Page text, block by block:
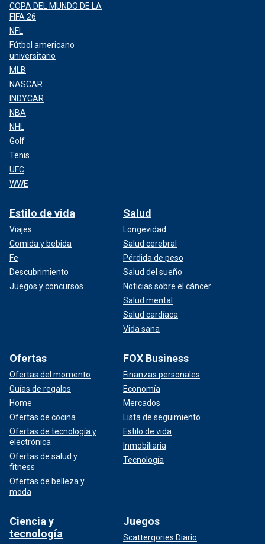
COPA DEL MUNDO DE LA
FIFA 26
NFL
Fútbol americano
universitario
MLB
NASCAR
INDYCAR
NBA
NHL
Golf
Tenis
UFC
WWE
Estilo de vida
Viajes
Comida y bebida
Fe
Descubrimiento
Juegos y concursos
Salud
Longevidad
Salud cerebral
Pérdida de peso
Salud del sueño
Noticias sobre el cáncer
Salud mental
Salud cardíaca
Vida sana
Ofertas
Ofertas del momento
Guías de regalos
Home
Ofertas de cocina
Ofertas de tecnología y
electrónica
Ofertas de salud y
fitness
Ofertas de belleza y
moda
FOX Business
Finanzas personales
Economía
Mercados
Lista de seguimiento
Estilo de vida
Inmobiliaria
Tecnología
Ciencia y
tecnología
Juegos
Scattergories Diario